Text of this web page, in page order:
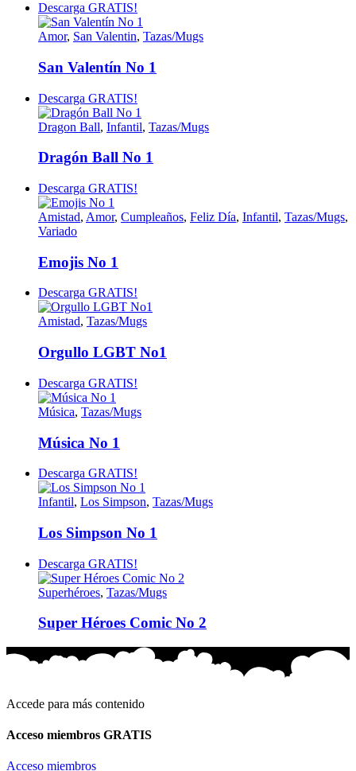
Descarga GRATIS!
Amor, San Valentin, Tazas/Mugs
San Valentín No 1
Descarga GRATIS!
Dragon Ball, Infantil, Tazas/Mugs
Dragón Ball No 1
Descarga GRATIS!
Amistad, Amor, Cumpleaños, Feliz Día, Infantil, Tazas/Mugs,
Variado
Emojis No 1
Descarga GRATIS!
Amistad, Tazas/Mugs
Orgullo LGBT No1
Descarga GRATIS!
Música, Tazas/Mugs
Música No 1
Descarga GRATIS!
Infantil, Los Simpson, Tazas/Mugs
Los Simpson No 1
Descarga GRATIS!
Superhéroes, Tazas/Mugs
Super Héroes Comic No 2
Accede para más contenido
Acceso miembros GRATIS
Acceso miembros